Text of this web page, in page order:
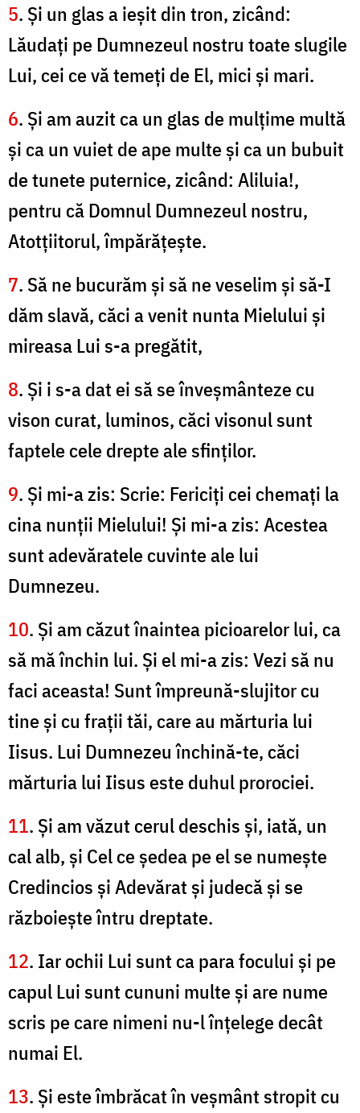
5. Şi un glas a ieşit din tron, zicând:
Lăudaţi pe Dumnezeul nostru toate slugile
Lui, cei ce vă temeţi de El, mici şi mari.
6. Şi am auzit ca un glas de mulţime multă
şi ca un vuiet de ape multe şi ca un bubuit
de tunete puternice, zicând: Aliluia!,
pentru că Domnul Dumnezeul nostru,
Atotţiitorul, împărăţeşte.
7. Să ne bucurăm şi să ne veselim şi să-I
dăm slavă, căci a venit nunta Mielului şi
mireasa Lui s-a pregătit,
8. Şi i s-a dat ei să se înveşmânteze cu
vison curat, luminos, căci visonul sunt
faptele cele drepte ale sfinţilor.
9. Şi mi-a zis: Scrie: Fericiţi cei chemaţi la
cina nunţii Mielului! Şi mi-a zis: Acestea
sunt adevăratele cuvinte ale lui
Dumnezeu.
10. Şi am căzut înaintea picioarelor lui, ca
să mă închin lui. Şi el mi-a zis: Vezi să nu
faci aceasta! Sunt împreună-slujitor cu
tine şi cu fraţii tăi, care au mărturia lui
Iisus. Lui Dumnezeu închină-te, căci
mărturia lui Iisus este duhul prorociei.
11. Şi am văzut cerul deschis şi, iată, un
cal alb, şi Cel ce şedea pe el se numeşte
Credincios şi Adevărat şi judecă şi se
războieşte întru dreptate.
12. Iar ochii Lui sunt ca para focului şi pe
capul Lui sunt cununi multe şi are nume
scris pe care nimeni nu-l înţelege decât
numai El.
13. Şi este îmbrăcat în veşmânt stropit cu